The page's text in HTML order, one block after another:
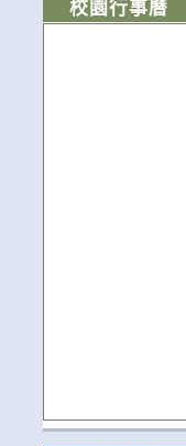
校園行事曆